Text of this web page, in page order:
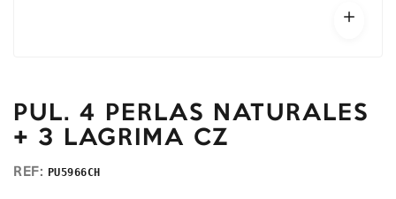
PUL. 4 PERLAS NATURALES
+ 3 LAGRIMA CZ
REF: PU5966CH